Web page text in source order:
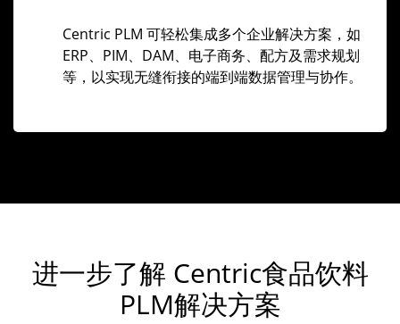
Centric PLM 可轻松集成多个企业解决方案，如
ERP、PIM、DAM、电子商务、配方及需求规划
等，以实现无缝衔接的端到端数据管理与协作。
进一步了解 Centric食品饮料
PLM解决方案